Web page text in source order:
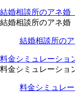
結婚相談所のアネ婚
結婚相談所のアネ婚
結婚相談所の
料金シミュレーショ
料金シミュレーショ
料金シミュレ